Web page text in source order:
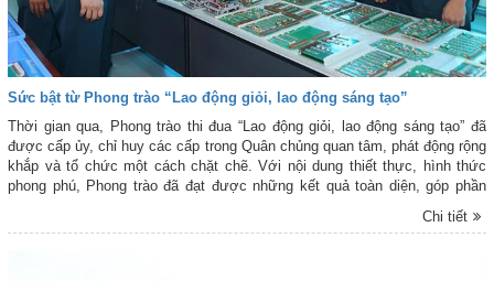
Sức bật từ Phong trào “Lao động giỏi, lao động sáng tạo”
Thời gian qua, Phong trào thi đua “Lao động giỏi, lao động sáng tạo” đã
được cấp ủy, chỉ huy các cấp trong Quân chủng quan tâm, phát động rộng
khắp và tổ chức một cách chặt chẽ. Với nội dung thiết thực, hình thức
phong phú, Phong trào đã đạt được những kết quả toàn diện, góp phần
cao chất lượng sửa chữa, sản xuất quốc phòng và bảo đảm an toàn lao
Chi tiết